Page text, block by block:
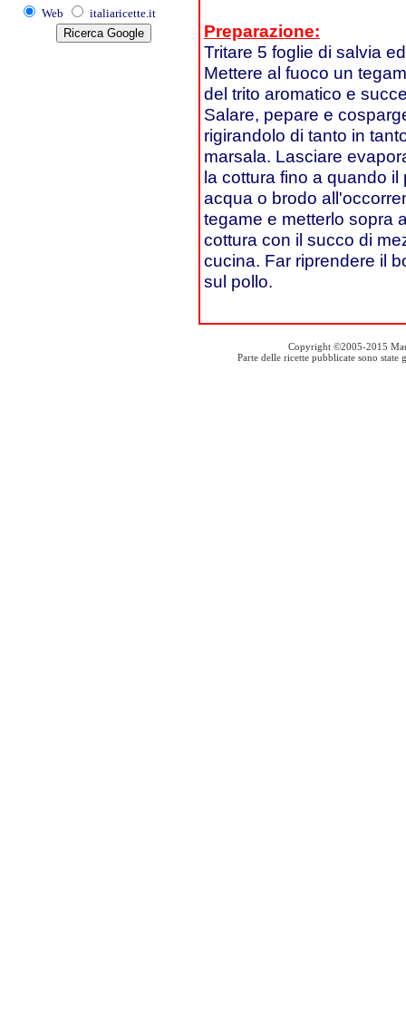
Web italiaricette.it
Preparazione:
Tritare 5 foglie di salvia
Mettere al fuoco un
del trito aromatico e
Salare, pepare e
rigirandolo di tanto in
marsala. Lasciare
la cottura fino a quando
acqua o brodo
tegame e metterlo sopra
cottura con il succo di
cucina. Far riprendere il
sul pollo.
Copyright ©2005-2015
Parte delle ricette pubblicate sono state